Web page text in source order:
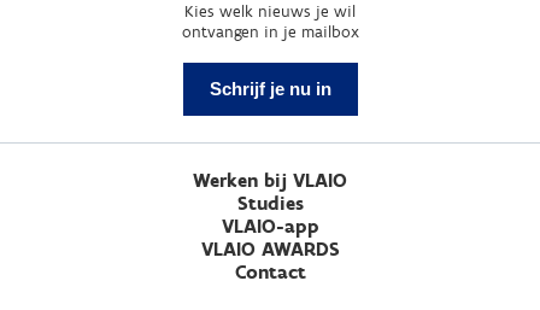
Kies welk nieuws je wil
ontvangen in je mailbox
Schrijf je nu in
Werken bij VLAIO
Studies
VLAIO-app
VLAIO AWARDS
Contact